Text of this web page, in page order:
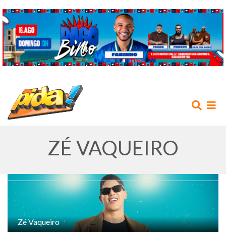
INÍCIO
AGENDA
ZÉ VAQUEIRO
Zé Vaqueiro